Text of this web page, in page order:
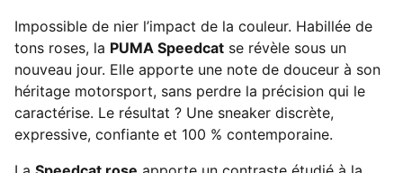
Impossible de nier l’impact de la couleur. Habillée de
tons roses, la PUMA Speedcat se révèle sous un
nouveau jour. Elle apporte une note de douceur à son
héritage motorsport, sans perdre la précision qui le
caractérise. Le résultat ? Une sneaker discrète,
expressive, confiante et 100 % contemporaine.